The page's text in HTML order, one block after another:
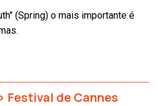
(Spring) o mais importante é
> Festival de Cannes